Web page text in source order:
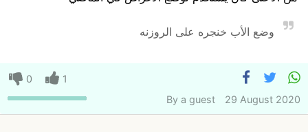
وضع الأب خنجره على الروزنه
0
1
By a guest 29 August 2020